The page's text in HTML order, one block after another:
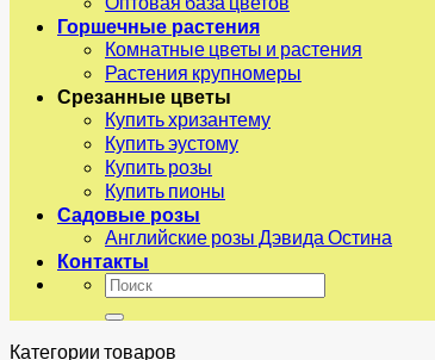
Горшечные растения
Комнатные цветы и растения
Растения крупномеры
Срезанные цветы
Купить хризантему
Купить эустому
Купить розы
Купить пионы
Садовые розы
Английские розы Дэвида Остина
Контакты
Искать:
Категории товаров